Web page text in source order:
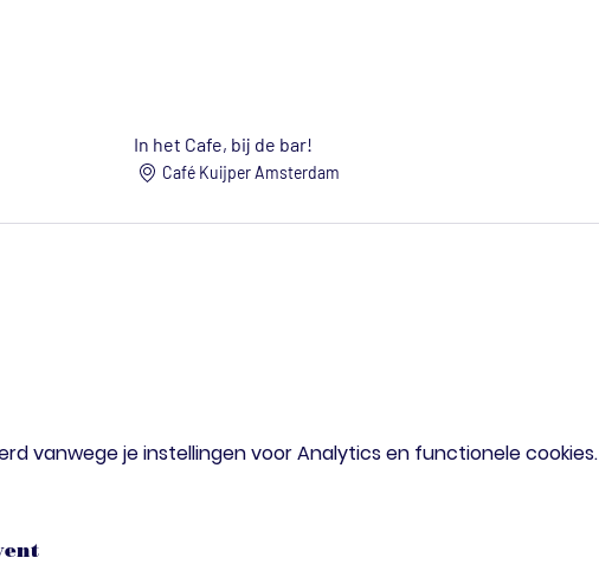
In het Cafe, bij de bar!
Café Kuijper Amsterdam
vanwege je instellingen voor Analytics en functionele cookies.